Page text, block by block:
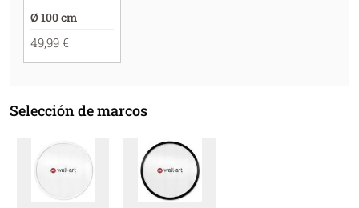
Ø 100 cm
49,99 €
Selección de marcos